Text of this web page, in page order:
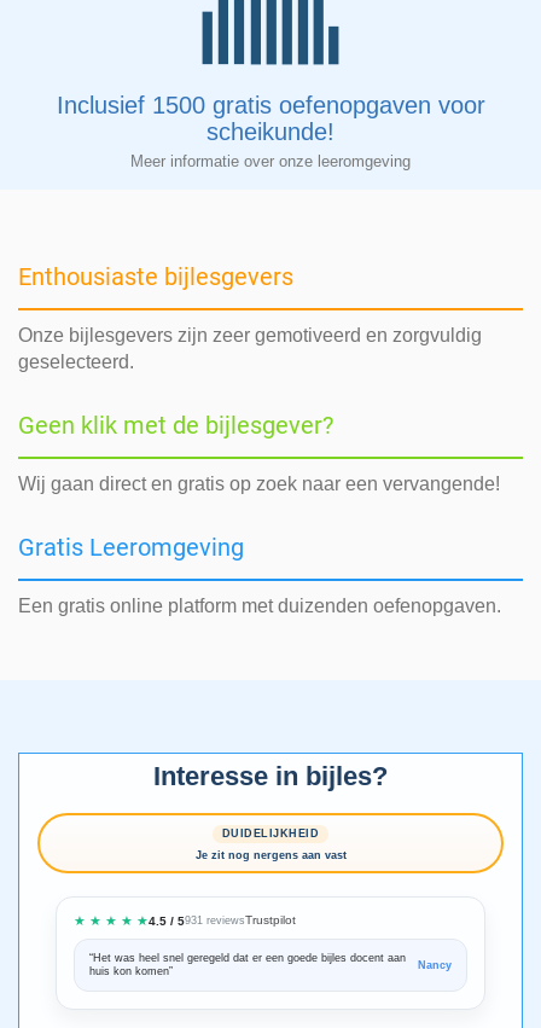
Inclusief 1500 gratis oefenopgaven voor
scheikunde!
Meer informatie over onze leeromgeving
Enthousiaste bijlesgevers
Onze bijlesgevers zijn zeer gemotiveerd en zorgvuldig
geselecteerd.
Geen klik met de bijlesgever?
Wij gaan direct en gratis op zoek naar een vervangende!
Gratis Leeromgeving
Een gratis online platform met duizenden oefenopgaven.
Interesse in bijles?
DUIDELIJKHEID
Je zit nog nergens aan vast
★ ★ ★ ★ ★4.5 / 5931 reviewsTrustpilot
“Het was heel snel geregeld dat er een goede bijles docent aan
huis kon komen”
Nancy